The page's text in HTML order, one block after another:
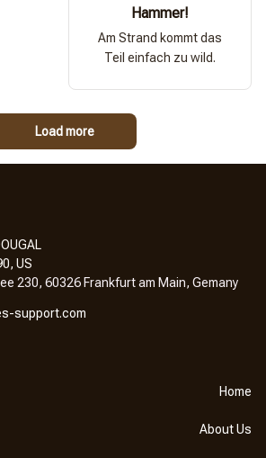
Hammer!
Am Strand kommt das
Teil einfach zu wild.
Load more
US
230, 60326 Frankfurt am Main, Gemany
support.com
Home
About Us